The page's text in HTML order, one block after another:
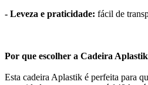
- Leveza e praticidade: fácil de
Por que escolher a Cadeira
Esta cadeira Aplastik é perfeita para